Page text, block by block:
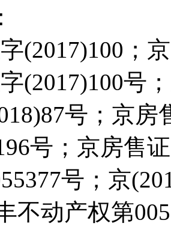
(2017)100；
(2017)100号
号；京房
号；京房售
号；京
不动产权第